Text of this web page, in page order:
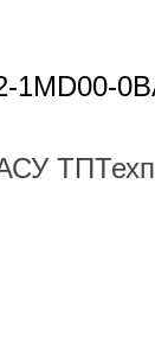
1MD00-
ТП